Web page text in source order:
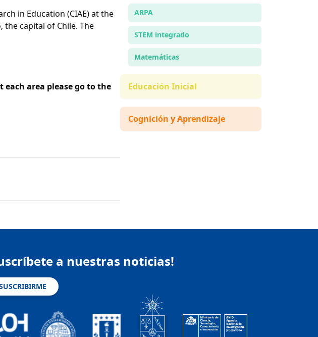
in Education (CIAE) at the
capital of Chile. The
area please go to the
ARPA
STEM integrado
Matemáticas
Educación Inicial
Cognición y Aprendizaje
a nuestras noticias!